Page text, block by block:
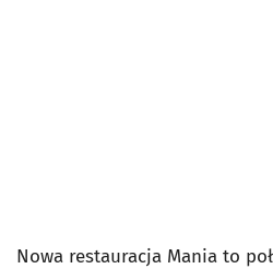
Nowa restauracja Mania to